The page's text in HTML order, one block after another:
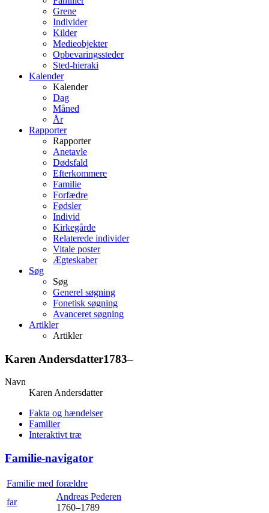
Grene
Individer
Kilder
Medieobjekter
Opbevaringssteder
Sted-hieraki
Kalender
Kalender
Dag
Måned
År
Rapporter
Rapporter
Anetavle
Dødsfald
Efterkommere
Familie
Forfædre
Fødsler
Individ
Kirkegårde
Relaterede individer
Vitale poster
Ægteskaber
Søg
Søg
Generel søgning
Fonetisk søgning
Avanceret søgning
Artikler
Artikler
Karen Andersdatter1783–
Navn
Karen Andersdatter
Fakta og hændelser
Familier
Interaktivt træ
Familie-navigator
Familie med forældre
far
Andreas Pederen
1760–1789